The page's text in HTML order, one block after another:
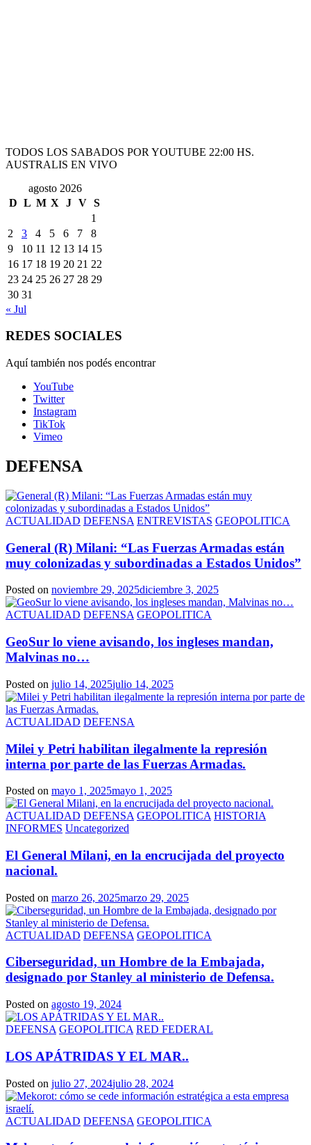
TODOS LOS SABADOS POR YOUTUBE 22:00 HS.
AUSTRALIS EN VIVO
agosto 2026
D L M X J V S
1
2
3 4 5 6 7
8
9
10 11 12 13 14 15
16 17 18 19 20 21 22
23 24 25 26 27 28 29
30 31
« Jul
REDES SOCIALES
Aquí también nos podés encontrar
YouTube
Twitter
Instagram
TikTok
Vimeo
DEFENSA
ACTUALIDAD DEFENSA ENTREVISTAS GEOPOLITICA
General (R) Milani: “Las Fuerzas Armadas están
muy colonizadas y subordinadas a Estados Unidos”
Posted on noviembre 29, 2025diciembre 3, 2025
ACTUALIDAD DEFENSA GEOPOLITICA
GeoSur lo viene avisando, los ingleses mandan,
Malvinas no…
Posted on julio 14, 2025julio 14, 2025
ACTUALIDAD DEFENSA
Milei y Petri habilitan ilegalmente la represión
interna por parte de las Fuerzas Armadas.
Posted on mayo 1, 2025mayo 1, 2025
ACTUALIDAD DEFENSA GEOPOLITICA HISTORIA
INFORMES Uncategorized
El General Milani, en la encrucijada del proyecto
nacional.
Posted on marzo 26, 2025marzo 29, 2025
ACTUALIDAD DEFENSA GEOPOLITICA
Ciberseguridad, un Hombre de la Embajada,
designado por Stanley al ministerio de Defensa.
Posted on agosto 19, 2024
DEFENSA GEOPOLITICA RED FEDERAL
LOS APÁTRIDAS Y EL MAR..
Posted on julio 27, 2024julio 28, 2024
ACTUALIDAD DEFENSA GEOPOLITICA